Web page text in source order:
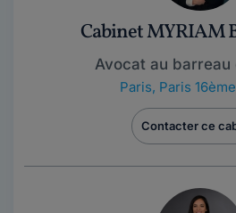
Cabinet MYRIAM
Avocat au barreau
Paris, Paris
Contacter ce